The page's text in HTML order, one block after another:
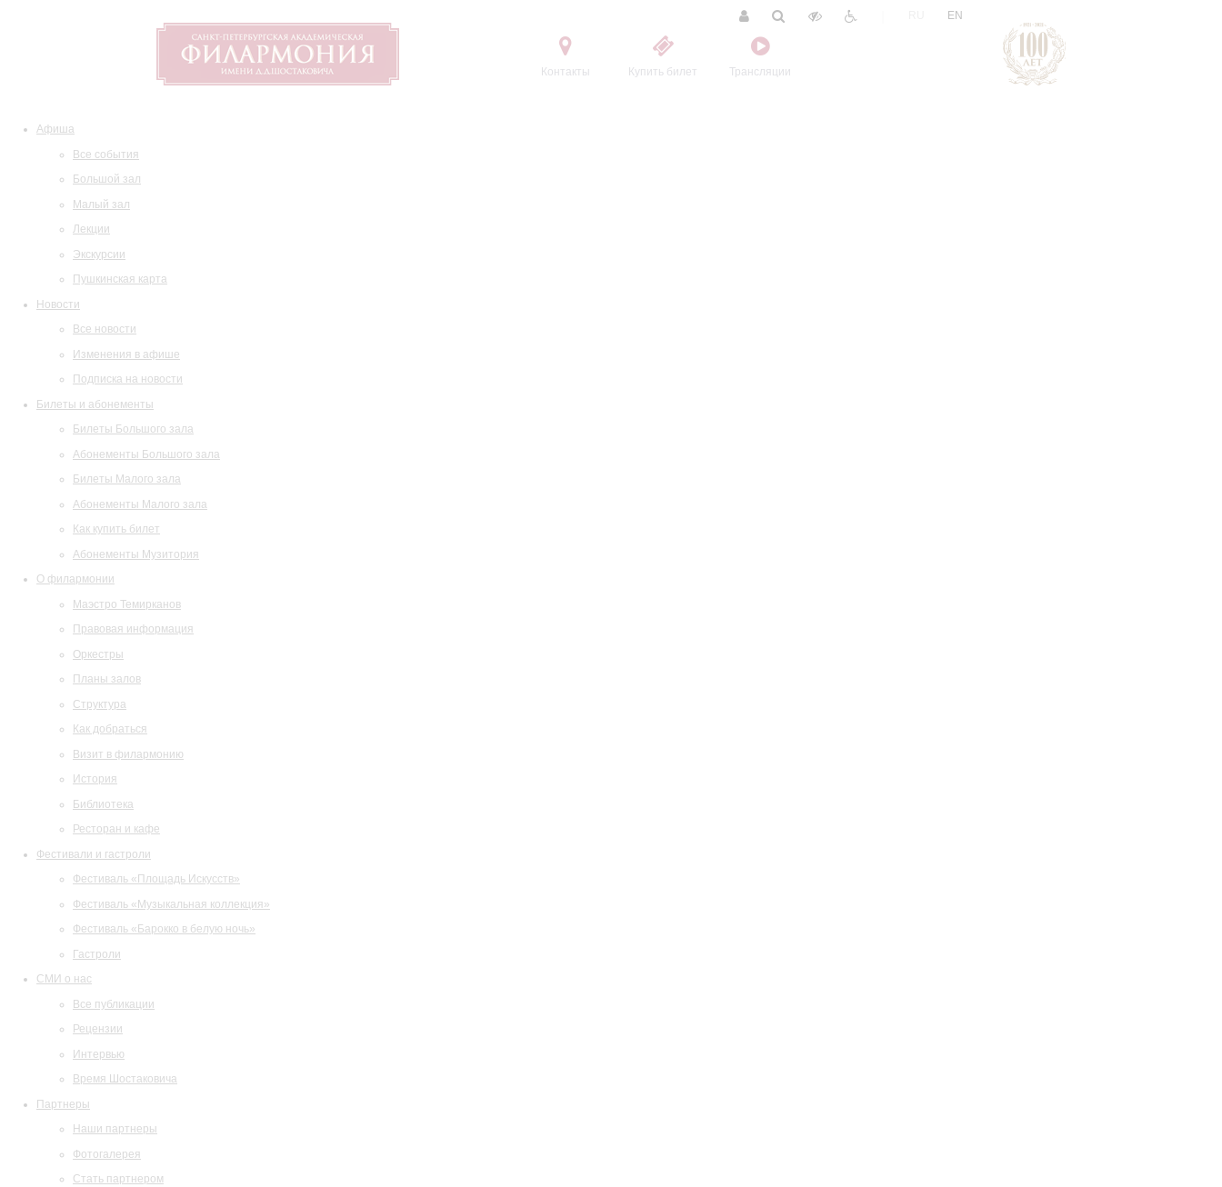
Контакты Купить билет Трансляции
EN
Афиша
Все события
Большой зал
Малый зал
Лекции
Экскурсии
Пушкинская карта
Новости
Все новости
Изменения в афише
Подписка на новости
Билеты и абонементы
Билеты Большого зала
Абонементы Большого зала
Билеты Малого зала
Абонементы Малого зала
Как купить билет
Абонементы Музитория
О филармонии
Маэстро Темирканов
Правовая информация
Оркестры
Планы залов
Структура
Как добраться
Визит в филармонию
История
Библиотека
Ресторан и кафе
Фестивали и гастроли
Фестиваль «Площадь Искусств»
Фестиваль «Музыкальная коллекция»
Фестиваль «Барокко в белую ночь»
Гастроли
СМИ о нас
Все публикации
Рецензии
Интервью
Время Шостаковича
Партнеры
Наши партнеры
Фотогалерея
Стать партнером